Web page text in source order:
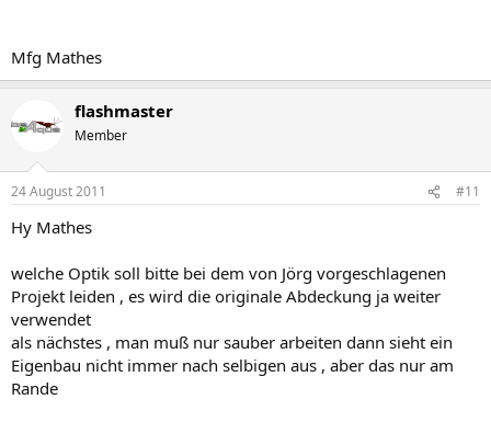
Mfg Mathes
flashmaster
Member
24 August 2011 #11
Hy Mathes
welche Optik soll bitte bei dem von Jörg vorgeschlagenen
Projekt leiden , es wird die originale Abdeckung ja weiter
verwendet
als nächstes , man muß nur sauber arbeiten dann sieht ein
Eigenbau nicht immer nach selbigen aus , aber das nur am
Rande